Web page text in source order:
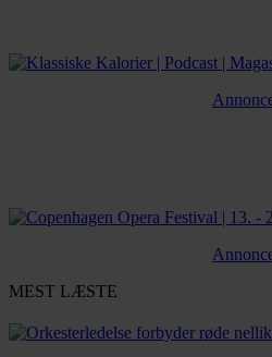
MEST LÆSTE